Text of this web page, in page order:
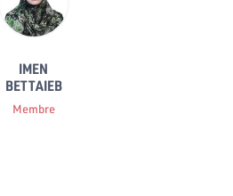
IMEN
BETTAIEB
Membre